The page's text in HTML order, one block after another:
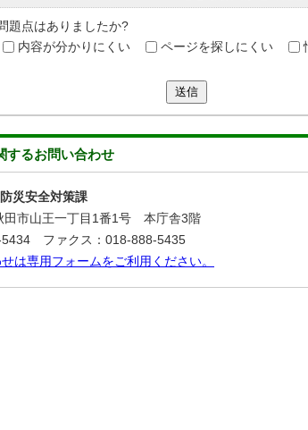
題点はありましたか?
内容が分かりにくい ページを探しにくい
送信
するお問い合わせ
災安全対策課
市山王一丁目1番1号 本庁舎3階
5434 ファクス：018-888-5435
は専用フォームをご利用ください。